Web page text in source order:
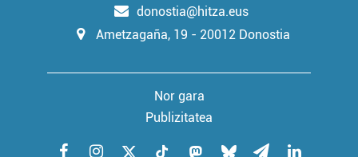
donostia@hitza.eus
Ametzagaña, 19 - 20012 Donostia
Nor gara
Publizitatea